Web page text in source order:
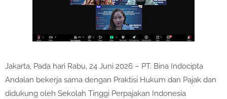
Jakarta, Pada hari Rabu, 24 Juni 2026 – PT. Bina Indocipta
Andalan bekerja sama dengan Praktisi Hukum dan Pajak dan
didukung oleh Sekolah Tinggi Perpajakan Indonesia